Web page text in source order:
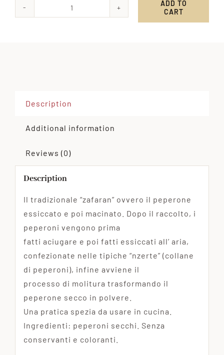
Peperoni
ADD TO
CART
Description
Additional information
Reviews (0)
Description
Il tradizionale “zafaran” ovvero il peperone
essiccato e poi macinato. Dopo il raccolto, i
peperoni vengono prima
fatti aciugare e poi fatti essiccati all’ aria,
confezionate nelle tipiche “nzerte” (collane
di peperoni), infine avviene il
processo di molitura trasformando il
peperone secco in polvere.
Una pratica spezia da usare in cucina.
Ingredienti: peperoni secchi. Senza
conservanti e coloranti.